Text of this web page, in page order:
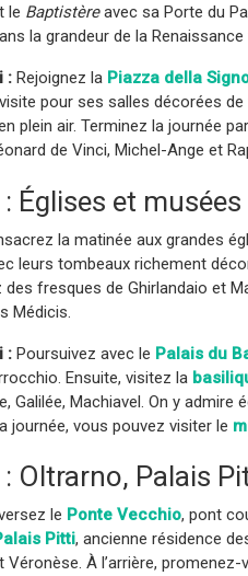
le Baptistèreavec sa Porte du
la grandeur de la Renaissance
: Rejoignez la Piazza della
pour ses salles décorées
plein air. Terminez la journée
de Vinci, Michel-Ange et
Églises et musées
la matinée aux grandes
leurs tombeaux richement
des fresques de Ghirlandaio et
Médicis.
: Poursuivez avec le Palais du
Ensuite, visitez la
Galilée, Machiavel. On y
journée, vous pouvez visiter le
Oltrarno, Palais
le Ponte Vecchio, pont
Pitti, ancienne résidence
Véronèse. À l’arrière, promenez-